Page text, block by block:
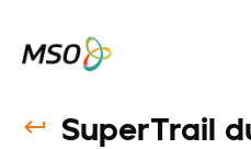
SuperTrail